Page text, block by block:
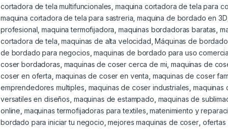
cortadora de tela multifuncionales maquina cortadora de tela para
maquina cortadora de tela para sastreria ,maquina de bordado en 3D
profesional ,maquina termofijadora maquinas bordadoras baratas
cortadora de tela ,maquinas de alta velocidad ,Máquinas de
de bordado para negocios ,maquinas de bordado para uso
coser bordadoras maquinas de coser cerca de mi ,maquinas de
coser en oferta maquinas de coser en venta maquinas de coser
emprendedores multiples maquinas de coser industriales ,maquinas
versatiles en diseños maquinas de estampado maquinas de
online maquinas termofijadoras para textiles ,matenimiento y
bordado para iniciar tu negocio ,mejores maquinas de coser, ofertas